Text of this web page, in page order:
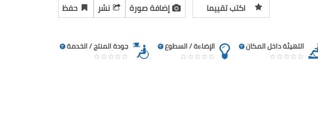
اكتب تقييما إضافة صورة نشر حفظ
التهيئة داخل المكان الإضاءة / السطوع جودة المنتج / الخدمة